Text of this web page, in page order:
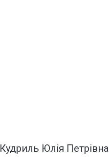
Кудриль Юлія Петрівна